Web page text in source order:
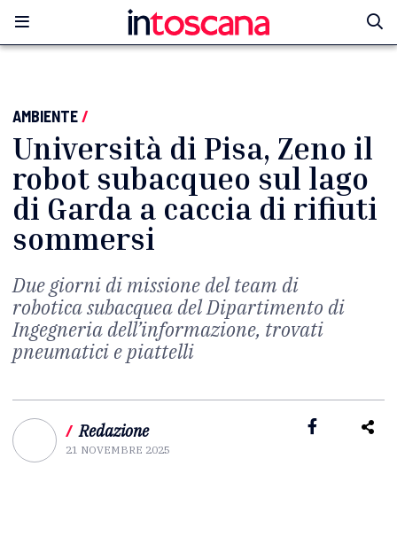
AMBIENTE/
Università di Pisa, Zeno il
robot subacqueo sul lago
di Garda a caccia di rifiuti
sommersi
Due giorni di missione del team di
robotica subacquea del Dipartimento di
Ingegneria dell’informazione, trovati
pneumatici e piattelli
/ Redazione
21 NOVEMBRE 2025